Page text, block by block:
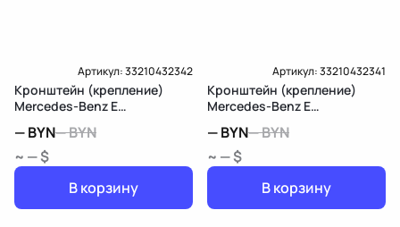
Артикул:33210432342
Кронштейн (крепление)
Mercedes-Benz E
—BYN—BYN
~ — $
В корзину
Артикул:33210432341
Кронштейн (крепление)
Mercedes-Benz E
—BYN—BYN
~ — $
В корзину